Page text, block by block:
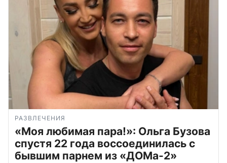
РАЗВЛЕЧЕНИЯ
«Моя любимая пара!»: Ольга Бузова
спустя 22 года воссоединилась с
бывшим парнем из «ДОМа-2»